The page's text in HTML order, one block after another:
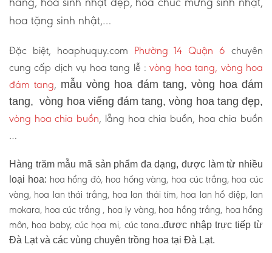
hoa tặng sinh nhật,…
Đặc biệt, hoaphuquy.com Phường 14 Quận 6 chuyên
cung cấp dịch vụ hoa tang lễ :vòng hoa tang, vòng hoa
đám tang, mẫu vòng hoa đám tang, vòng hoa đám
tang, vòng hoa viếng đám tang, vòng hoa tang đẹp,
vòng hoa chia buồn, lẵng hoa chia buồn, hoa chia buồn
…
Hàng trăm mẫu mã sản phẩm đa dạng, được làm từ nhiều
loại hoa: hoa hồng đỏ, hoa hồng vàng, hoa cúc trắng, hoa cúc
vàng, hoa lan thái trắng, hoa lan thái tím, hoa lan hồ điệp, lan
mokara, hoa cúc trắng , hoa ly vàng, hoa hồng trắng, hoa hồng
môn, hoa baby, cúc họa mi, cúc tana..được nhập trực tiếp từ
Đà Lạt và các vùng chuyên trồng hoa tại Đà Lạt.